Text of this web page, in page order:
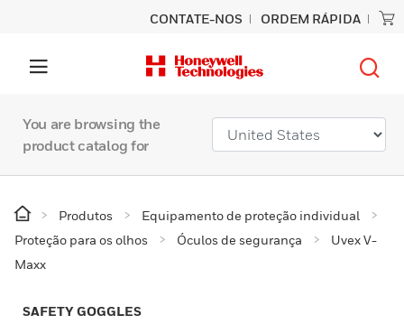
CONTATE-NOS ORDEM RÁPIDA
You are browsing the
product catalog for
Produtos
Equipamento de proteção individual
Proteção para os olhos
Óculos de segurança
Uvex V-
Maxx
SAFETY GOGGLES